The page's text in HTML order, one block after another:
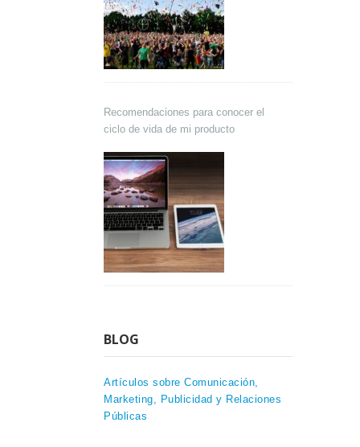
Recomendaciones para conocer el
ciclo de vida de mi producto
BLOG
Artículos sobre Comunicación,
Marketing, Publicidad y Relaciones
Públicas